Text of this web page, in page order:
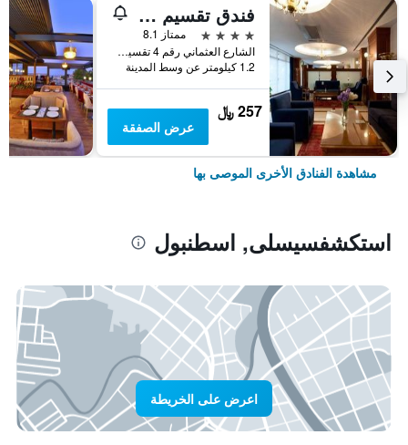
فندق تقسيم متروبارك
4 نجوم
ممتاز 8.1
الشارع العثماني رقم 4 تقسيم, اسطنبول, تركيا
1.2 كيلومتر عن وسط المدينة
257 ﷼
عرض الصفقة
مشاهدة الفنادق الأخرى الموصى بها
استكشفسيسلى, اسطنبول
اعرض على الخريطة